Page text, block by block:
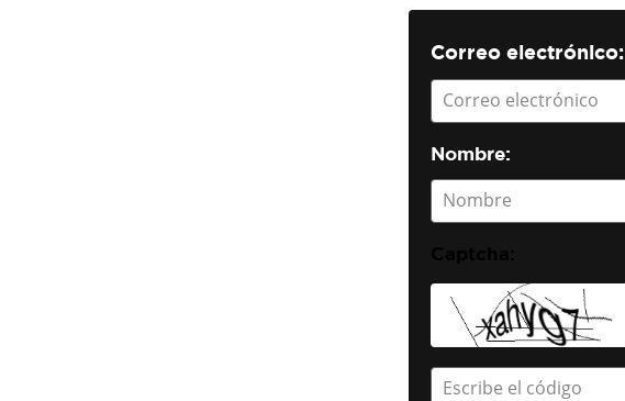
Correo electrónico:
Correo electrónico
Nombre:
Nombre
Escribe el código